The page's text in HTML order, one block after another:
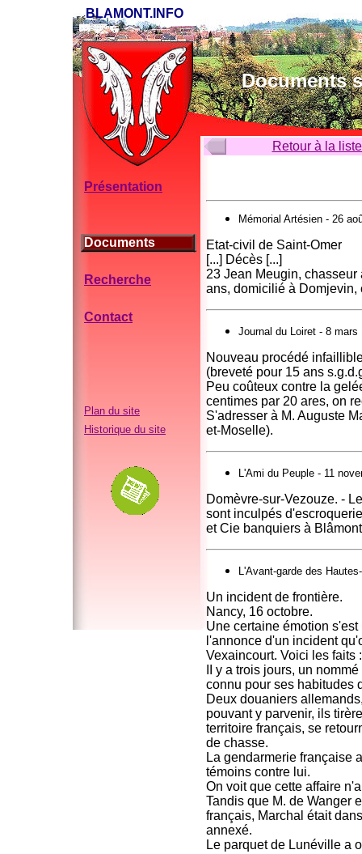
BLAMONT.INFO
Documents
Présentation
Documents
Recherche
Contact
Plan du site
Historique du site
Retour à la
Mémorial Artésien - 26
Etat-civil de Saint-Omer
[...] Décès [...]
‭23 Jean Meugin,
ans, domicilié ‭à Domjevin,
Journal du Loiret - 8 mars
Nouveau procédé
(breveté pour 15 ans
Peu coûteux contre la
centimes par 20 ares, on
S'adresser à M. Auguste
et-Moselle).
L'Ami du Peuple - 11
Domèvre-sur-Vezouze. -
sont inculpés
et Cie banquiers à
L'Avant-garde des
Un incident de frontière.
Nancy, 16 octobre.
Une certaine émotion
l'annonce d'un incident
Vexaincourt. Voici les faits :
II y a trois jours, un
connu pour ses habitudes
Deux douaniers
pouvant y parvenir, ils
territoire français, se
de chasse.
La gendarmerie française
témoins contre lui.
On voit que cette affaire
Tandis que M. de Wanger
français, Marchal était
annexé.
Le parquet de Lunéville a